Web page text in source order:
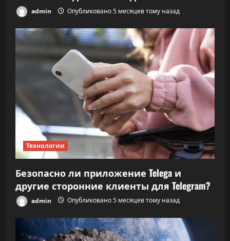
admin Опубликовано 5 месяцев тому назад
Технологии
Безопасно ли приложение Telega и
другие сторонние клиенты для Telegram?
admin Опубликовано 5 месяцев тому назад